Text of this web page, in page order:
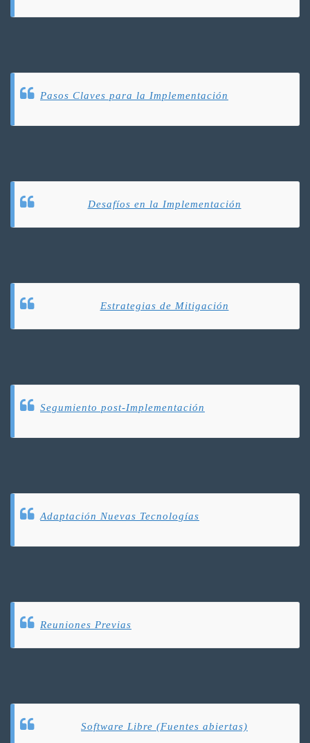
Pasos Claves para la Implementación
Desafíos en la Implementación
Estrategias de Mitigación
Segumiento post-Implementación
Adaptación Nuevas Tecnologías
Reuniones Previas
Software Libre (Fuentes abiertas)